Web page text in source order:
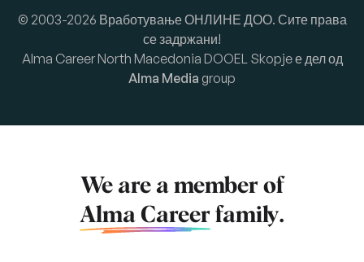
© 2003-2026 Вработување ОНЛИНЕ ДОО. Сите права
се задржани!
Alma Career North Macedonia DOOEL Skopje е дел од
Alma Media group
We are a member of
Alma Career family.